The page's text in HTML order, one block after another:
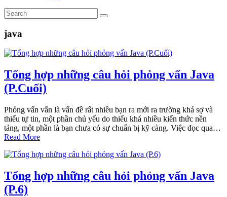
java
Tổng hợp những câu hỏi phỏng vấn Java
(P.Cuối)
Phỏng vấn vẫn là vấn đề rất nhiều bạn ra mới ra trường khá sợ và
thiếu tự tin, một phần chủ yếu do thiếu khá nhiều kiến thức nền
tảng, một phần là bạn chưa có sự chuẩn bị kỹ càng. Việc đọc qua…
Read More
Tổng hợp những câu hỏi phỏng vấn Java
(P.6)